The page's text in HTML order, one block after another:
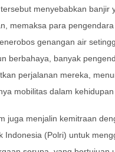
menyebabkan banjir
memaksa para
genangan air
berbahaya, banyak
perjalanan mereka,
mobilitas dalam kehidupan
juga menjalin kemitraan
Indonesia (Polri) untuk